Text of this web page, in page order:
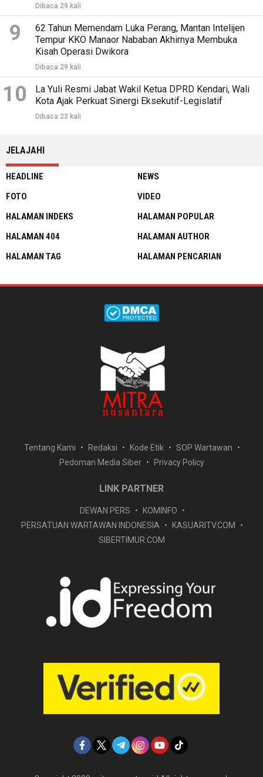
Dibaca 29 kali
9
62 Tahun Memendam Luka Perang, Mantan Intelijen
Tempur KKO Manaor Nababan Akhirnya Membuka
Kisah Operasi Dwikora
Dibaca 29 kali
10
La Yuli Resmi Jabat Wakil Ketua DPRD Kendari, Wali
Kota Ajak Perkuat Sinergi Eksekutif-Legislatif
Dibaca 23 kali
JELAJAHI
HEADLINE
NEWS
FOTO
VIDEO
HALAMAN INDEKS
HALAMAN POPULAR
HALAMAN 404
HALAMAN AUTHOR
HALAMAN TAG
HALAMAN PENCARIAN
Tentang Kami Redaksi Kode Etik
SOP Wartawan
Pedoman Media Siber
Privacy Policy
LINK PARTNER
DEWAN PERS
KOMINFO
PERSATUAN WARTAWAN INDONESIA
KASUARITV.COM
SIBERTIMUR.COM